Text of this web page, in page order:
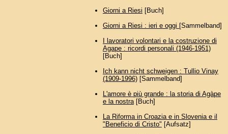
Giorni a Riesi [Buch]
Giorni a Riesi : ieri e oggi [Sammelband]
I lavoratori volontari e la costruzione di
Agape : ricordi personali (1946-1951)
[Buch]
Ich kann nicht schweigen : Tullio Vinay
(1909-1996)[Sammelband]
L'amore è più grande : la storia di Agàpe
e la nostra[Buch]
La Riforma in Croazia e in Slovenia e il
"Beneficio di Cristo" [Aufsatz]